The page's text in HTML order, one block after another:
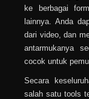
ke berbagai
lainnya. Anda
dari video, dan
antarmukanya
cocok untuk
Secara
salah satu tools